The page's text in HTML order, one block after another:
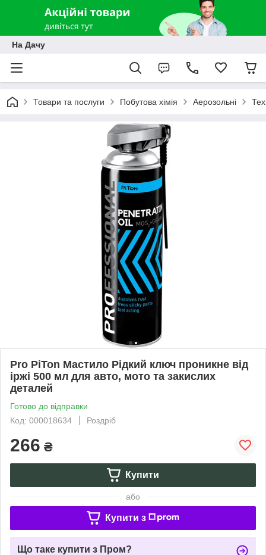
На Дачу
Товари та послуги Побутова хімія Аерозольні
Pro PiTon Мастило Рідкий ключ проникне від
іржі 500 мл для авто, мото та закислих
деталей
Готово до відправки
Код: 000018634
Роздріб
266 ₴
Купити
або
Купити з
Що таке купити з Пром?